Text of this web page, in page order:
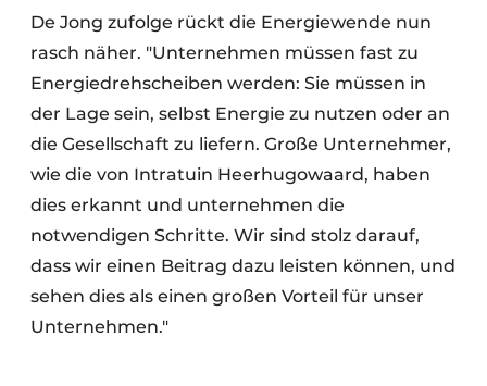
De Jong zufolge rückt die Energiewende nun
rasch näher. "Unternehmen müssen fast zu
Energiedrehscheiben werden: Sie müssen in
der Lage sein, selbst Energie zu nutzen oder an
die Gesellschaft zu liefern. Große Unternehmer,
wie die von Intratuin Heerhugowaard, haben
dies erkannt und unternehmen die
notwendigen Schritte. Wir sind stolz darauf,
dass wir einen Beitrag dazu leisten können, und
sehen dies als einen großen Vorteil für unser
Unternehmen."